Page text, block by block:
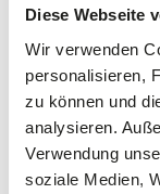
Diese Webseite
Wir verwenden
personalisieren,
zu können und
analysieren.
Verwendung
soziale Medien,
Über
Crickets have a